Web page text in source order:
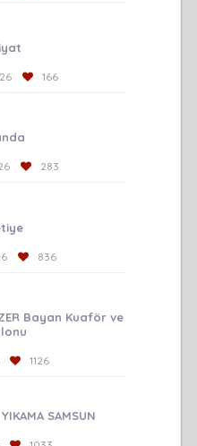
166
283
836
Bayan Kuaför ve
1126
SAMSUN